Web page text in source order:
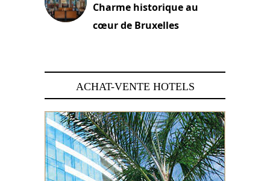
Charme historique au
cœur de Bruxelles
ACHAT-VENTE HOTELS